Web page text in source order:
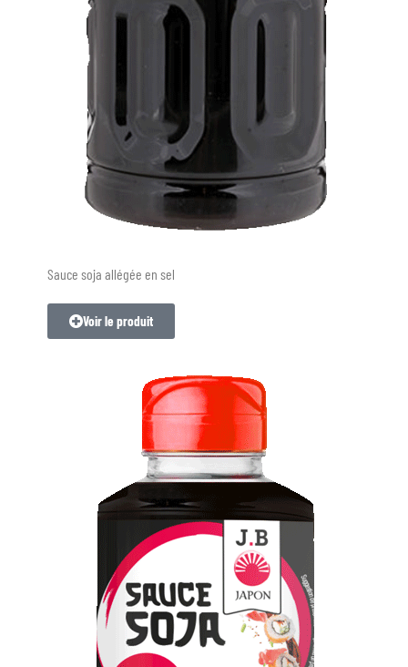
Sauce soja allégée en sel
Voir le produit